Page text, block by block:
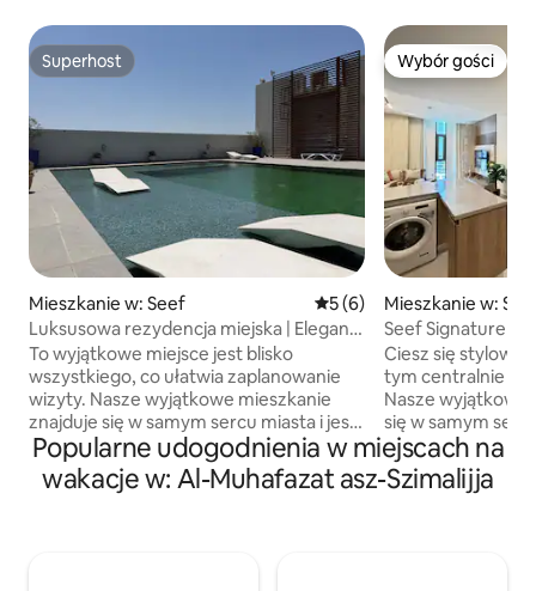
Superhost
Superhost
Mieszkanie w: Seef Średnia ocena: 5 na 5,
5 (6)
Luksusowa rezydencja miejska | Elegant
Living FCT138O
To wyjątkowe miejsce jest blisko
wszystkiego, co ułatwia zaplanowanie
wizyty. Nasze wyjątkowe mieszkanie
znajduje się w samym sercu miasta i jest
idealną bazą wypadową do zwiedzania
lokalnych atrakcji i odkrywania
najsmaczniejszych restauracji Funkcje: -
Wybór gości
Wybór gości
Mieszkanie w:
Seef Signature |
FCT118O
Ciesz się
tym centralnie
Nasze wyjątkowe
się w samym
bazą wypadową
atrakcji i
restauracji Funkcje: - Wygodny pokój -
Popularne udogodnienia w miejscach na
wakacje w: Al-Muhafazat asz-Szimalijja